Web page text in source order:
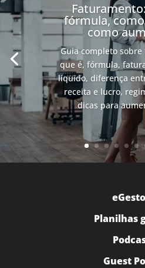
fórmula,
como
Guia completo
que é, fórmula,
líquido, diferença
receita e lucro,
dicas para
Planilhas
Guest